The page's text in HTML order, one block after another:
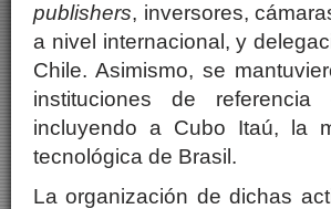
publishers, inversores,
a nivel internacional, y
Chile. Asimismo, se
instituciones de
incluyendo a Cubo Itaú, la
tecnológica de Brasil.
La organización de dichas